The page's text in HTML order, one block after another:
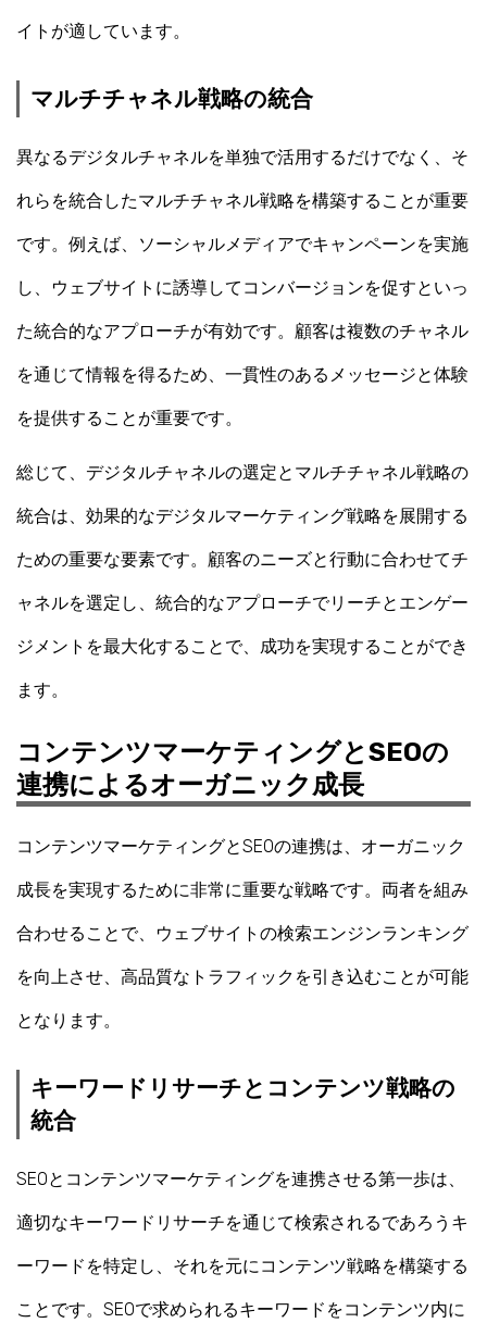
イトが適しています。
マルチチャネル戦略の統合
異なるデジタルチャネルを単独で活用するだけでなく、そ
れらを統合したマルチチャネル戦略を構築することが重要
です。例えば、ソーシャルメディアでキャンペーンを実施
し、ウェブサイトに誘導してコンバージョンを促すといっ
た統合的なアプローチが有効です。顧客は複数のチャネル
を通じて情報を得るため、一貫性のあるメッセージと体験
を提供することが重要です。
総じて、デジタルチャネルの選定とマルチチャネル戦略の
統合は、効果的なデジタルマーケティング戦略を展開する
ための重要な要素です。顧客のニーズと行動に合わせてチ
ャネルを選定し、統合的なアプローチでリーチとエンゲー
ジメントを最大化することで、成功を実現することができ
ます。
コンテンツマーケティングとSEOの
連携によるオーガニック成長
コンテンツマーケティングとSEOの連携は、オーガニック
成長を実現するために非常に重要な戦略です。両者を組み
合わせることで、ウェブサイトの検索エンジンランキング
を向上させ、高品質なトラフィックを引き込むことが可能
となります。
キーワードリサーチとコンテンツ戦略の
統合
SEOとコンテンツマーケティングを連携させる第一歩は、
適切なキーワードリサーチを通じて検索されるであろうキ
ーワードを特定し、それを元にコンテンツ戦略を構築する
ことです。SEOで求められるキーワードをコンテンツ内に